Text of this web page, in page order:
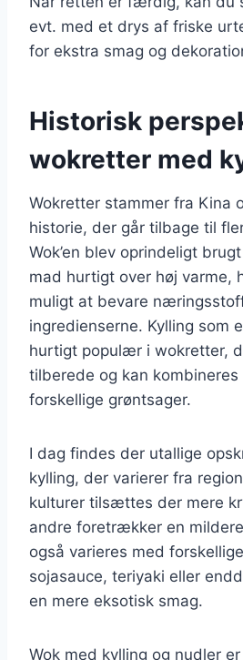
evt. med et drys af friske
for ekstra smag og
Historisk
wokretter med
Wokretter stammer fra Kina
historie, der går tilbage til
Wok’en blev oprindeligt
mad hurtigt over høj varme,
muligt at bevare
ingredienserne. Kylling som
hurtigt populær i wokretter,
tilberede og kan kombineres
forskellige grøntsager.
I dag findes der utallige
kylling, der varierer fra
kulturer tilsættes der mere
andre foretrækker en
også varieres med
sojasauce, teriyaki eller
en mere eksotisk smag.
Wok med kylling og nudler